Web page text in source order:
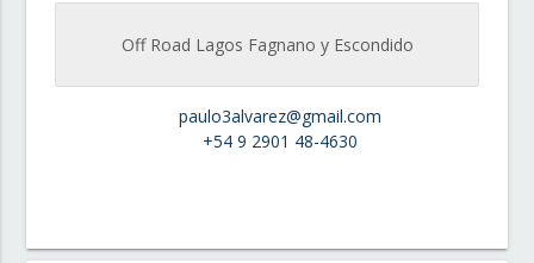
Off Road Lagos Fagnano y Escondido
paulo3alvarez@gmail.com
+54 9 2901 48-4630